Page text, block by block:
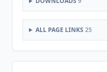
ALL PAGE LINKS 25